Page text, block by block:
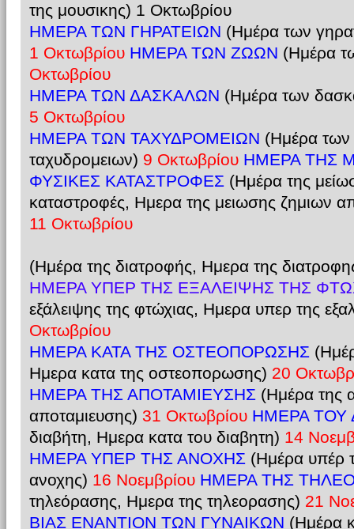
της μουσικης) 1 Οκτωβρίου
ΗΜΕΡΑ ΤΩΝ ΓΗΡΑΤΕΙΩΝ (Ημέρα των
1 Οκτωβρίου ΗΜΕΡΑ ΤΩΝ ΖΩΩΝ (Ημέρα
Οκτωβρίου
ΗΜΕΡΑ ΤΩΝ ΔΑΣΚΑΛΩΝ (Ημέρα των
5 Οκτωβρίου
ΗΜΕΡΑ ΤΩΝ ΤΑΧΥΔΡΟΜΕΙΩΝ (Ημέρα των
ταχυδρομειων) 9 Οκτωβρίου ΗΜΕΡΑ ΤΗΣ
ΦΥΣΙΚΕΣ ΚΑΤΑΣΤΡΟΦΕΣ (Ημέρα της
καταστροφές, Ημερα της μειωσης ζημιων
11 Οκτωβρίου
(Ημέρα της διατροφής, Ημερα της
ΗΜΕΡΑ ΥΠΕΡ ΤΗΣ ΕΞΑΛΕΙΨΗΣ ΤΗΣ
εξάλειψης της φτώχιας, Ημερα υπερ της
Οκτωβρίου
ΗΜΕΡΑ ΚΑΤΑ ΤΗΣ ΟΣΤΕΟΠΟΡΩΣΗΣ
Ημερα κατα της οστεοπορωσης) 20
ΗΜΕΡΑ ΤΗΣ ΑΠΟΤΑΜΙΕΥΣΗΣ (Ημέρα της
αποταμιευσης) 31 Οκτωβρίου ΗΜΕΡΑ ΤΟΥ
διαβήτη, Ημερα κατα του διαβητη) 14
ΗΜΕΡΑ ΥΠΕΡ ΤΗΣ ΑΝΟΧΗΣ (Ημέρα υπέρ
ανοχης) 16 Νοεμβρίου ΗΜΕΡΑ ΤΗΣ
τηλεόρασης, Ημερα της τηλεορασης) 21
ΒΙΑΣ ΕΝΑΝΤΙΟΝ ΤΩΝ ΓΥΝΑΙΚΩΝ (Ημέρα